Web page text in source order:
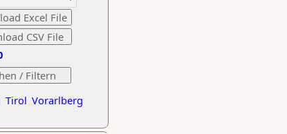
Tirol Vorarlberg